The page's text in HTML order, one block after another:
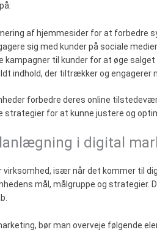
af hjemmesider for at forbedre
sig med kunder på sociale
kampagner til kunder for at øge salget
indhold, der tiltrækker og engagerer
forbedre deres online
for at kunne justere og
i digital
især når det kommer til
mål, målgruppe og strategier.
bør man overveje følgende